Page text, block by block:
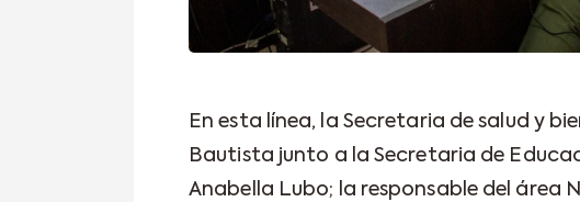
En esta línea, la Secretaria de salud y
Bautista junto a la Secretaria de
Anabella Lubo; la responsable del área